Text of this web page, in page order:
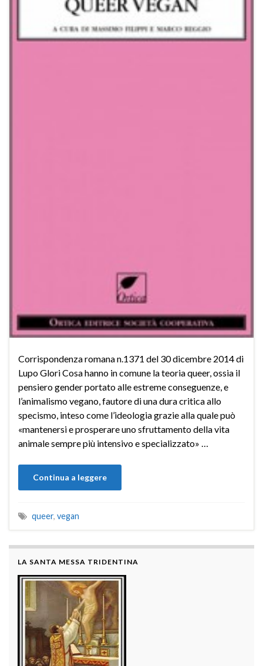
Corrispondenza romana n.1371 del 30 dicembre 2014 di
Lupo Glori Cosa hanno in comune la teoria queer, ossia il
pensiero gender portato alle estreme conseguenze, e
l’animalismo vegano, fautore di una dura critica allo
specismo, inteso come l’ideologia grazie alla quale può
«mantenersi e prosperare uno sfruttamento della vita
animale sempre più intensivo e specializzato» …
Continua a leggere
queer, vegan
LA SANTA MESSA TRIDENTINA